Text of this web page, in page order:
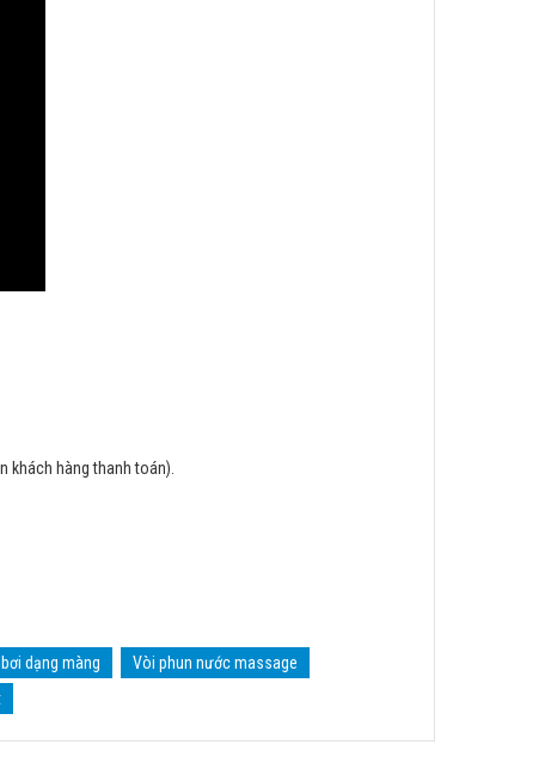
khách hàng thanh toán).
dạng màng
Vòi phun nước massage